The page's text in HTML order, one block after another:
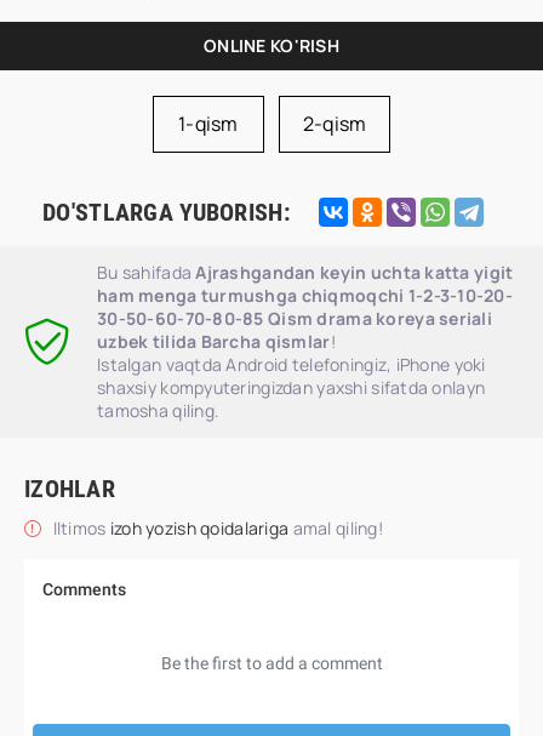
ONLINE KO'RISH
1-qism 2-qism
DO'STLARGA YUBORISH:
Bu sahifadaAjrashgandan keyin uchta katta yigit
ham menga turmushga chiqmoqchi 1-2-3-10-20-
30-50-60-70-80-85 Qism drama koreya seriali
uzbek tilida Barcha qismlar!
Istalgan vaqtda Android telefoningiz, iPhone yoki
shaxsiy kompyuteringizdan yaxshi sifatda onlayn
tamosha qiling.
IZOHLAR
Iltimos izoh yozish qoidalariga amal qiling!